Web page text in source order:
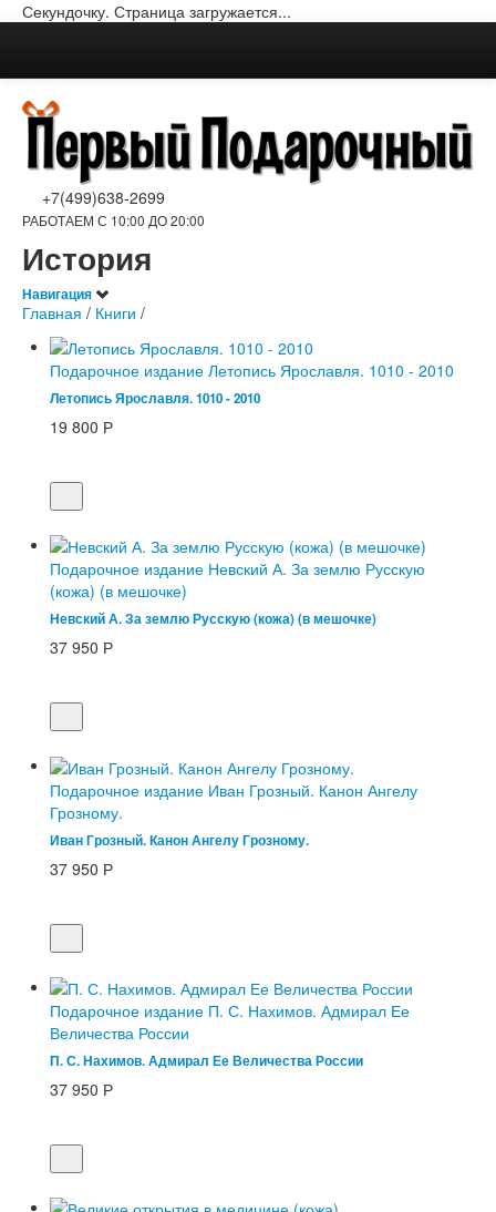
Секундочку. Страница загружается...
+7(499)638-2699
РАБОТАЕМ С 10:00 ДО 20:00
История
Навигация
Главная / Книги /
Подарочное издание Летопись Ярославля. 1010 - 2010
Летопись Ярославля. 1010 - 2010
19 800 Р
Подарочное издание Невский А. За землю Русскую
(кожа) (в мешочке)
Невский А. За землю Русскую (кожа) (в мешочке)
37 950 Р
Подарочное издание Иван Грозный. Канон Ангелу
Грозному.
Иван Грозный. Канон Ангелу Грозному.
37 950 Р
Подарочное издание П. С. Нахимов. Адмирал Ее
Величества России
П. С. Нахимов. Адмирал Ее Величества России
37 950 Р